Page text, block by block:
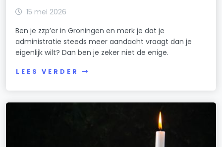
15 mei 2026
Ben je zzp’er in Groningen en merk je dat je
administratie steeds meer aandacht vraagt dan je
eigenlijk wilt? Dan ben je zeker niet de enige.
LEES VERDER